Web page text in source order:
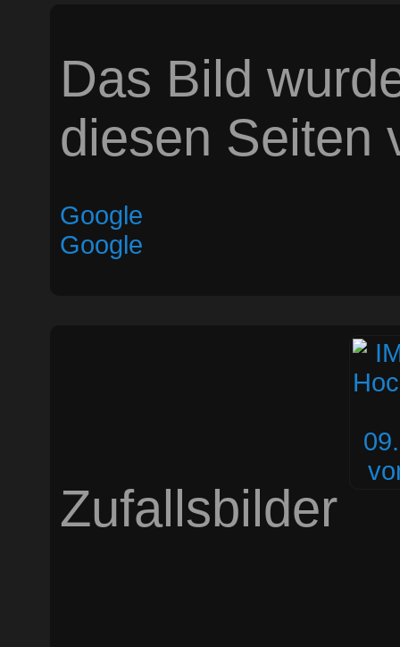
Das Bild
diesen Seiten
Google
Google
Zufallsbilder